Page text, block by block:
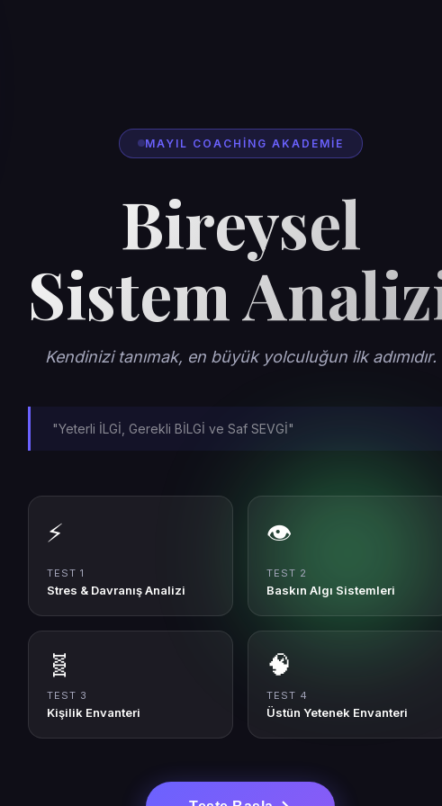
MAYIL COACHING AKADEMIE
Bireysel
Sistem
Kendinizi tanımak, en büyük yolculuğun ilk adımıdır.
"Yeterli İLGİ, Gerekli BİLGİ ve Saf SEVGİ"
⚡
TEST 1
Stres & Davranış Analizi
👁️
TEST 2
Baskın Algı Sistemleri
🧬
TEST 3
Kişilik Envanteri
🧠
TEST 4
Üstün Yetenek Envanteri